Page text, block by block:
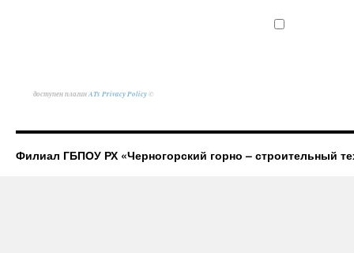
доступен плагинATs Privacy Policy©
Филиал ГБПОУ РХ «Черногорский горно – строительный